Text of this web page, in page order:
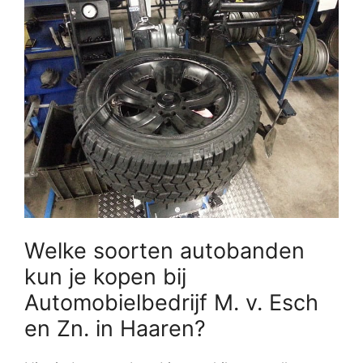
Welke soorten autobanden
kun je kopen bij
Automobielbedrijf M. v. Esch
en Zn. in Haaren?